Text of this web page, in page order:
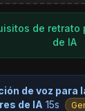
de retrato
de IA
de voz para
de IA 15s